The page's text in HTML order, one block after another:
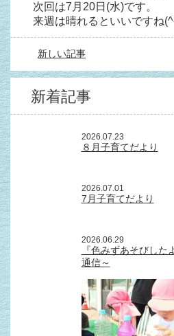
次回は7月20日(水)です。
来週は晴れるといいですね
新しい記事
新着記事
2026.07.23
８月子育てだより
2026.07.01
7月子育てだより
2026.06.29
『色みずあそびした
通信～